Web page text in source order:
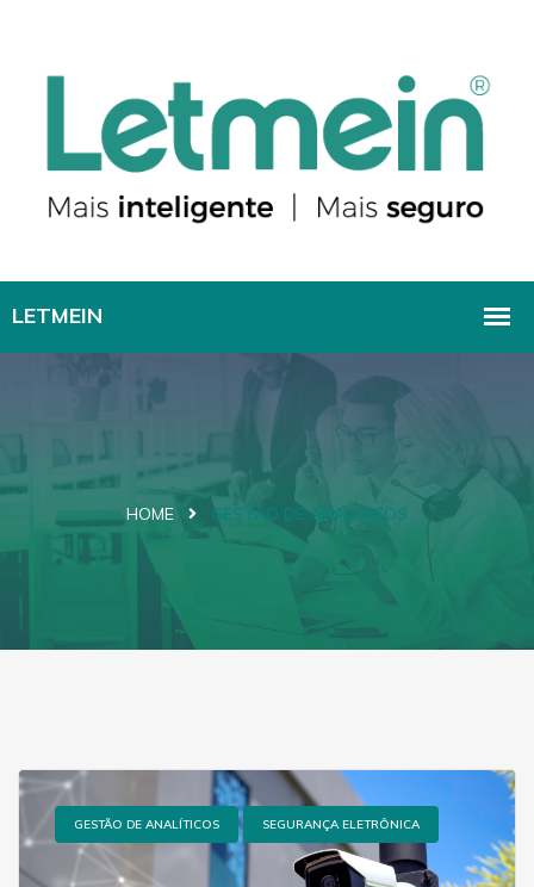
HOME GESTÃO DE ANALÍTICOS
GESTÃO DE ANALÍTICOS SEGURANÇA ELETRÔNICA